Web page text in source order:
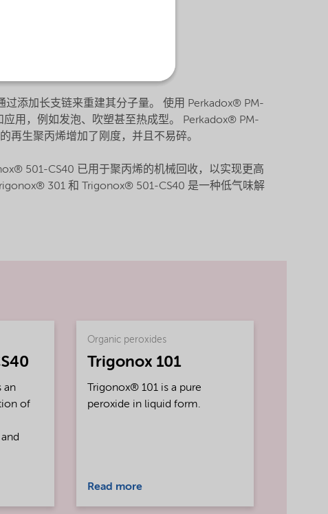
的机械性能（比如冲击强度）
添加长支链来重建其分子量。 使用 Perkadox® PM-
用，例如发泡、吹塑甚至热成型。 Perkadox® PM-
再生聚丙烯增加了刚度，并且不易碎。
501-CS40 已用于聚丙烯的机械回收，以实现更高
301 和 Trigonox® 501-CS40 是一种低气味解
an
of
Organic peroxides
Trigonox 101
Trigonox® 101 is a pure
peroxide in liquid form.
Read more